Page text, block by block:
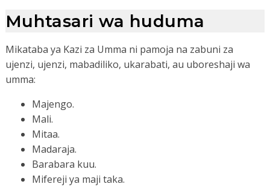
Muhtasari wa huduma
Mikataba ya Kazi za Umma ni pamoja na zabuni za
ujenzi, ujenzi, mabadiliko, ukarabati, au uboreshaji wa
umma:
Majengo.
Mali.
Mitaa.
Madaraja.
Barabara kuu.
Mifereji ya maji taka.